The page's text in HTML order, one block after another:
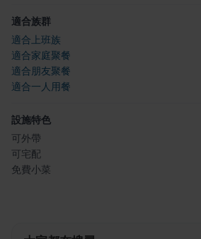
適合族群
適合上班族
適合家庭聚餐
適合朋友聚餐
適合一人用餐
設施特色
可外帶
可宅配
免費小菜